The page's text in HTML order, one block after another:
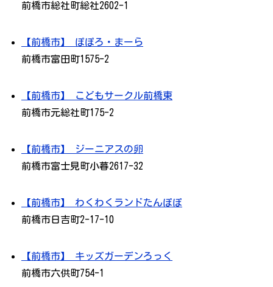
前橋市総社町総社2602-1
【前橋市】 ぽぽろ・まーら
前橋市富田町1575-2
【前橋市】 こどもサークル前橋東
前橋市元総社町175-2
【前橋市】 ジーニアスの卵
前橋市富士見町小暮2617-32
【前橋市】 わくわくランドたんぽぽ
前橋市日吉町2-17-10
【前橋市】 キッズガーデンろっく
前橋市六供町754-1